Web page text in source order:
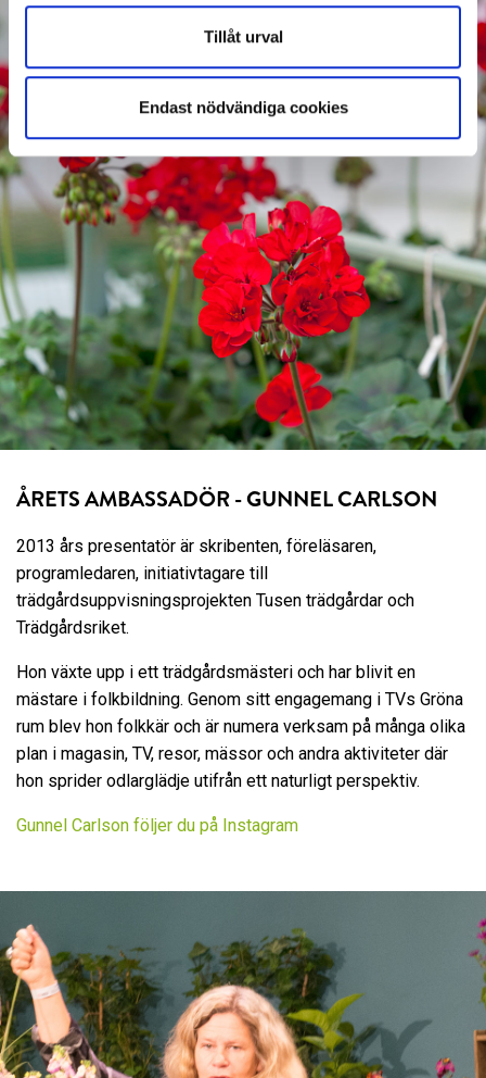
Tillåt urval
Endast nödvändiga cookies
ÅRETS AMBASSADÖR - GUNNEL CARLSON
2013 års presentatör är skribenten, föreläsaren,
programledaren, initiativtagare till
trädgårdsuppvisningsprojekten Tusen trädgårdar och
Trädgårdsriket.
Hon växte upp i ett trädgårdsmästeri och har blivit en
mästare i folkbildning. Genom sitt engagemang i TVs Gröna
rum blev hon folkkär och är numera verksam på många olika
plan i magasin, TV, resor, mässor och andra aktiviteter där
hon sprider odlarglädje utifrån ett naturligt perspektiv.
Gunnel Carlson följer du på Instagram